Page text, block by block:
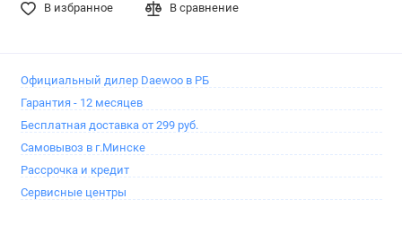
В избранное В сравнение
Официальный дилер Daewoo в РБ
Гарантия - 12 месяцев
Бесплатная доставка от 299 руб.
Самовывоз в г.Минске
Рассрочка и кредит
Сервисные центры